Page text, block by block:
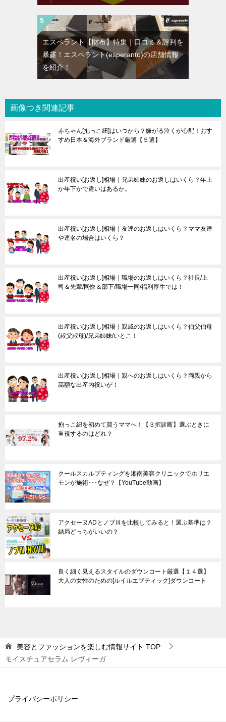
エスペラント【財布】特集｜口コミ＆評判を
暴露！エスペラント(esperanto)の店舗情報
を紹介！
画像つき関連記事
赤ちゃん[抱っこ紐]はいつから？嫌がる泣くが心配！おす
すめ日本＆海外ブランド厳選【５選】
出産祝い[お返し]相場｜兄弟姉妹のお返しはいくら？年上
か年下かで違いはあるか。
出産祝い[お返し]相場｜友達のお返しはいくら？ママ友達
や連名の場合はいくら？
出産祝い[お返し]相場｜職場のお返しはいくら？社長/上
司＆先輩/同僚＆部下/職場一同/福利厚生では！
出産祝い[お返し]相場｜親戚のお返しはいくら？伯父伯母
(叔父叔母)/兄弟姉妹/いとこ！
出産祝い[お返し]相場｜親へのお返しはいくら？両親から
高額な出産内祝いが！
抱っこ紐を初めて買うママへ！【３択診断】選ぶときに
重視するのはどれ？
クールスカルプティングを湘南美容クリニックでホリエ
モンが施術･･･なぜ？【YouTube動画】
アクセーヌADとノブⅢを比較してみると！選ぶ基準は？
結局どっちがいいの？
良く細く見えるスタイルのダウンコート厳選【１４選】
大人の女性のための[ルイルエブティック]ダウンコート
美容とファッションを楽しむ情報サイト TOP
モイスチュアセラム レヴィーガ
プライバシーポリシー